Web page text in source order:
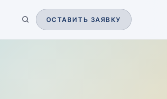
ОСТАВИТЬ ЗАЯВКУ